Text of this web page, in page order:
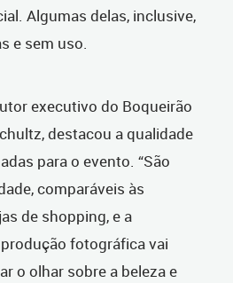
Algumas delas, inclusive,
e sem uso.
executivo do Boqueirão
destacou a qualidade
para o evento. “São
comparáveis às
de shopping, e a
fotográfica vai
o olhar sobre a beleza e